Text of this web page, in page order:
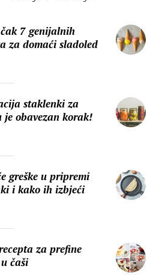
7 genijalnih
za domaći sladoled
staklenki za
je obavezan korak!
greške u pripremi
i kako ih izbjeći
za prefine
čaši